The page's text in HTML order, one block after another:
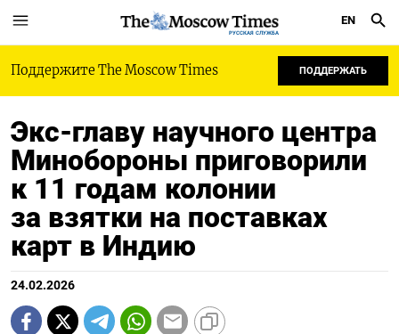
РУССКАЯ СЛУЖБА
EN
Поддержите The Moscow Times ПОДДЕРЖАТЬ
Экс-главу научного центра
Минобороны приговорили
к 11 годам колонии
за взятки на поставках
карт в Индию
24.02.2026